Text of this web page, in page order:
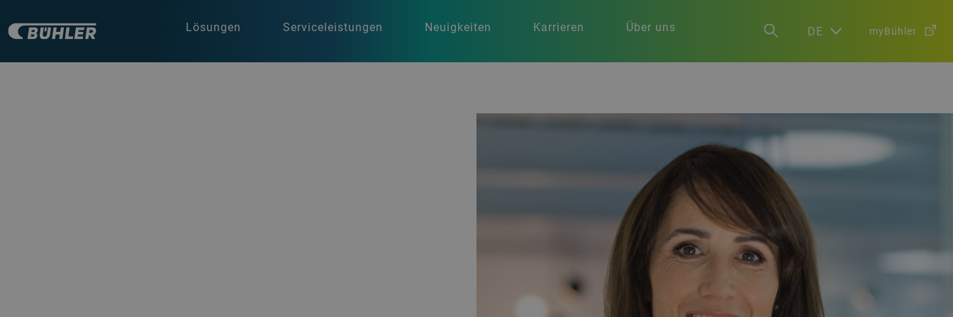
Lösungen Serviceleistungen Neuigkeiten Karrieren Über uns DE myBühler